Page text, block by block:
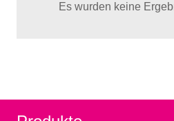
Es wurden keine